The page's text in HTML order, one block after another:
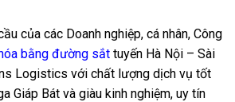
của các Doanh nghiệp, cá nhân, Công
bằng đường sắt tuyến Hà Nội – Sài
Logistics với chất lượng dịch vụ tốt
Giáp Bát và giàu kinh nghiệm, uy tín